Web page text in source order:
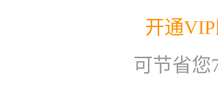
开通
可节省您